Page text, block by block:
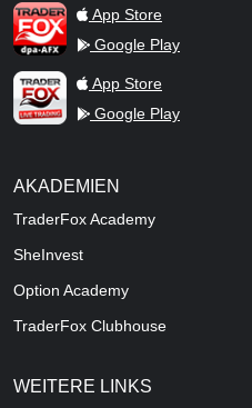
TraderFox dpa-AFX ProFeed
App Store
Google Play
TraderFox Live Trading
App Store
Google Play
AKADEMIEN
TraderFox Academy
SheInvest
Option Academy
TraderFox Clubhouse
WEITERE LINKS